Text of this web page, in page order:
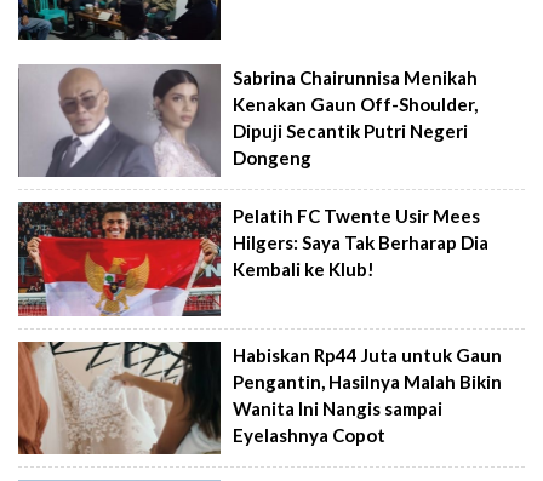
Sabrina Chairunnisa Menikah
Kenakan Gaun Off-Shoulder,
Dipuji Secantik Putri Negeri
Dongeng
Pelatih FC Twente Usir Mees
Hilgers: Saya Tak Berharap Dia
Kembali ke Klub!
Habiskan Rp44 Juta untuk Gaun
Pengantin, Hasilnya Malah Bikin
Wanita Ini Nangis sampai
Eyelashnya Copot